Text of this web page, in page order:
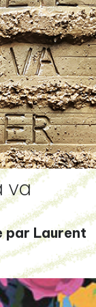
va
par Laurent